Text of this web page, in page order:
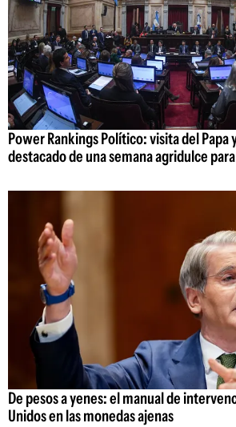
Power Rankings Político: visita del Papa
destacado de una semana agridulce
De pesos a yenes: el manual de
Unidos en las monedas ajenas